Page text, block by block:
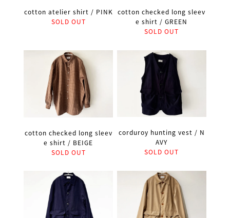
cotton atelier shirt / PINK
SOLD OUT
cotton checked long sleev
e shirt / GREEN
SOLD OUT
cotton checked long sleev
e shirt / BEIGE
SOLD OUT
corduroy hunting vest / N
AVY
SOLD OUT